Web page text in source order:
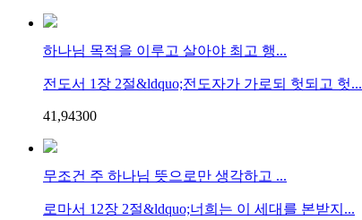
하나님 목적을 이루고 살아야 최고 행...
전도서 1장 2절&ldquo;전도자가 가로되 헛되고 헛...
41,94300
무조건 주 하나님 뜻으로만 생각하고 ...
로마서 12장 2절&ldquo;너희는 이 세대를 본받지...